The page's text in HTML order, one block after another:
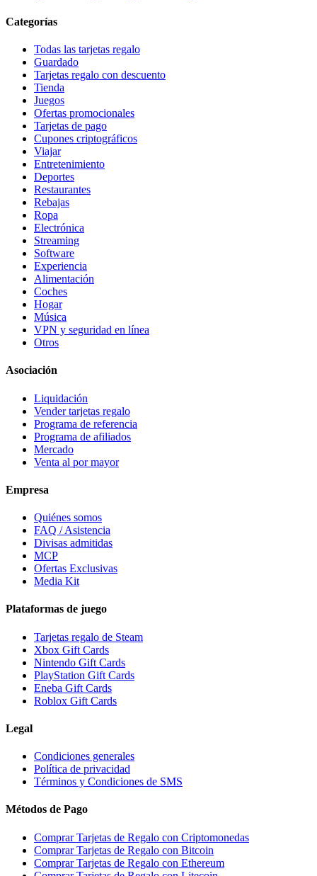
Categorías
Todas las tarjetas regalo
Guardado
Tarjetas regalo con descuento
Tienda
Juegos
Ofertas promocionales
Tarjetas de pago
Cupones criptográficos
Viajar
Entretenimiento
Deportes
Restaurantes
Rebajas
Ropa
Electrónica
Streaming
Software
Experiencia
Alimentación
Coches
Hogar
Música
VPN y seguridad en línea
Otros
Asociación
Liquidación
Vender tarjetas regalo
Programa de referencia
Programa de afiliados
Mercado
Venta al por mayor
Empresa
Quiénes somos
FAQ / Asistencia
Divisas admitidas
MCP
Ofertas Exclusivas
Media Kit
Plataformas de juego
Tarjetas regalo de Steam
Xbox Gift Cards
Nintendo Gift Cards
PlayStation Gift Cards
Eneba Gift Cards
Roblox Gift Cards
Legal
Condiciones generales
Política de privacidad
Términos y Condiciones de SMS
Métodos de Pago
Comprar Tarjetas de Regalo con Criptomonedas
Comprar Tarjetas de Regalo con Bitcoin
Comprar Tarjetas de Regalo con Ethereum